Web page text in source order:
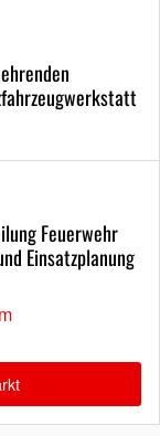
Feuerwehr
Einsatzplanung